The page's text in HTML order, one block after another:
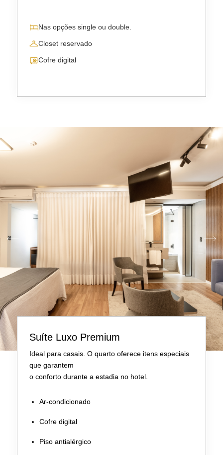
Nas opções single ou double.
Closet reservado
Cofre digital
Suíte Luxo Premium
Ideal para casais. O quarto oferece itens especiais
que garantem
o conforto durante a estadia no hotel.
Ar-condicionado
Cofre digital
Piso antialérgico